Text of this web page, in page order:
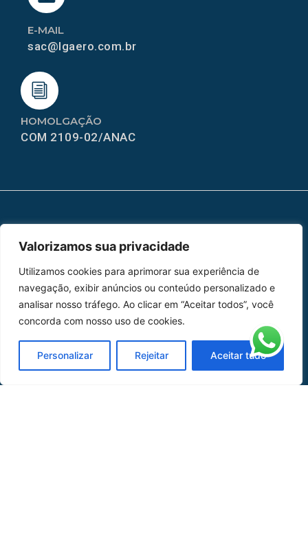
Valorizamos sua privacidade
Utilizamos cookies para aprimorar sua experiência de
navegação, exibir anúncios ou conteúdo personalizado e
analisar nosso tráfego. Ao clicar em “Aceitar todos”, você
concorda com nosso uso de cookies.
Personalizar Rejeitar Aceitar tudo
HOMOLGAÇÃO
COM 2109-02/ANAC
E-MAIL
sac@lgaero.com.br
Peças
Catálogo de Aplicações
Oficina de Mangueiras